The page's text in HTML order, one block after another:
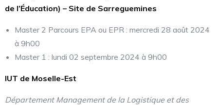
de l’Éducation) – Site de Sarreguemines
Master 2 Parcours EPA ou EPR : mercredi 28 août 2024
à 9h00
Master 1 : lundi 02 septembre 2024 à 9h00
IUT de Moselle-Est
Département Management de la Logistique et des